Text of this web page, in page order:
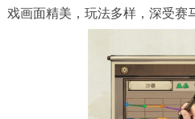
戏画面精美，玩法多样，深受赛